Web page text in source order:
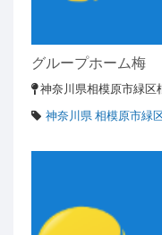
グループホーム梅
神奈川県相模原市緑
神奈川県 相模原市緑